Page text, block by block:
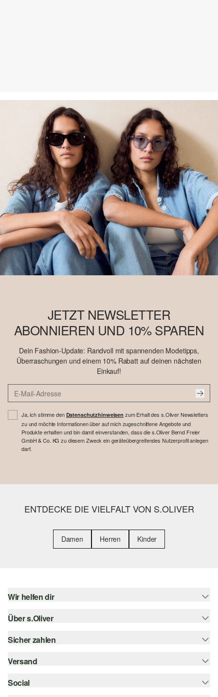
JETZT NEWSLETTER
ABONNIEREN UND 10% SPAREN
Dein Fashion-Update: Randvoll mit spannenden Modetipps,
Überraschungen und einem 10% Rabatt auf deinen nächsten
Einkauf!
Ja, ich stimme den Datenschutzhinweisen zum Erhalt des s.Oliver Newsletters
zu und möchte Informationen über auf mich zugeschnittene Angebote und
Produkte erhalten und bin damit einverstanden, dass die s.Oliver Bernd Freier
GmbH & Co. KG zu diesem Zweck ein geräteübergreifendes Nutzerprofil anlegen
darf.
ENTDECKE DIE VIELFALT VON S.OLIVER
Damen Herren Kinder
Wir helfen dir
Hilfe & FAQ
Größenberatung
Über s.Oliver
Newsletter
s.Oliver Card
Sicher zahlen
Rechnung
Kreditkarte
Versand
Sendungsverfolgung
Social